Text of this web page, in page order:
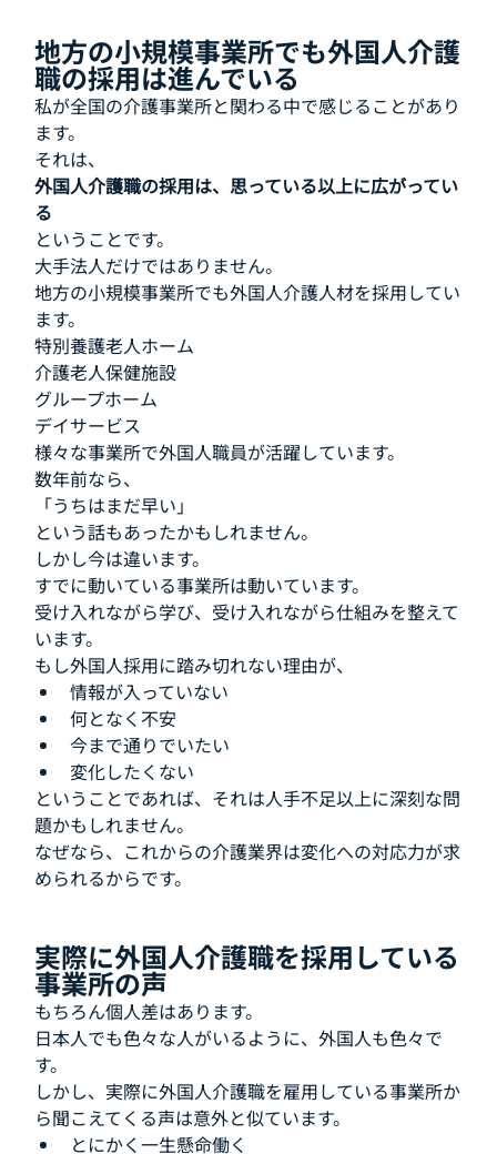
地方の小規模事業所でも外国人介護
職の採用は進んでいる
私が全国の介護事業所と関わる中で感じることがあり
ます。
それは、
外国人介護職の採用は、思っている以上に広がってい
る
ということです。
大手法人だけではありません。
地方の小規模事業所でも外国人介護人材を採用してい
ます。
特別養護老人ホーム
介護老人保健施設
グループホーム
デイサービス
様々な事業所で外国人職員が活躍しています。
数年前なら、
「うちはまだ早い」
という話もあったかもしれません。
しかし今は違います。
すでに動いている事業所は動いています。
受け入れながら学び、受け入れながら仕組みを整えて
います。
もし外国人採用に踏み切れない理由が、
情報が入っていない
何となく不安
今まで通りでいたい
変化したくない
ということであれば、それは人手不足以上に深刻な問
題かもしれません。
なぜなら、これからの介護業界は変化への対応力が求
められるからです。
実際に外国人介護職を採用している
事業所の声
もちろん個人差はあります。
日本人でも色々な人がいるように、外国人も色々で
す。
しかし、実際に外国人介護職を雇用している事業所か
ら聞こえてくる声は意外と似ています。
とにかく一生懸命働く